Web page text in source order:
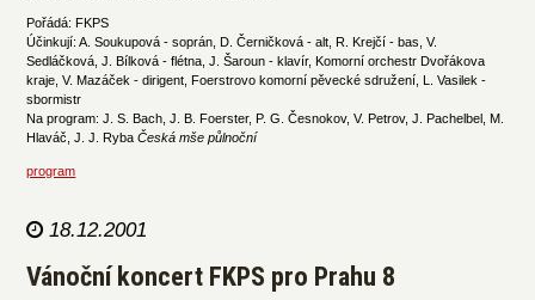
Pořádá: FKPS
Účinkují: A. Soukupová - soprán, D. Černičková - alt, R. Krejčí - bas, V.
Sedláčková, J. Bílková - flétna, J. Šaroun - klavír, Komorní orchestr Dvořákova
kraje, V. Mazáček - dirigent, Foerstrovo komorní pěvecké sdružení, L. Vasilek -
sbormistr
Na program: J. S. Bach, J. B. Foerster, P. G. Česnokov, V. Petrov, J. Pachelbel, M.
Hlaváč, J. J. RybaČeská mše půlnoční
program
18.12.2001
Vánoční koncert FKPS pro Prahu 8